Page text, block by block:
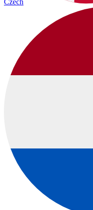
Czech